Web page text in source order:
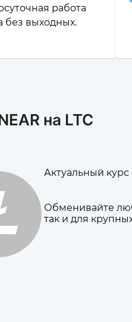
работа
без выходных.
на LTC
Актуальный курс
Обменивайте
так и для